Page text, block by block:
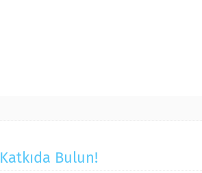
Katkıda Bulun!